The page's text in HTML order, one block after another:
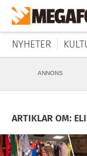
NYHETER
ANNONS
ARTIKLAR OM: